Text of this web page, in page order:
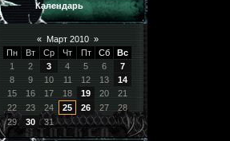
Календарь
« Март 2010 »
Пн
Вт Ср Чт Пт Сб
Вс
1
2 3 4 5 6
7
8
9 10 11 12 13
14
15
16 17 18 19 20
21
22
23 24 25 26 27
28
29
30 31